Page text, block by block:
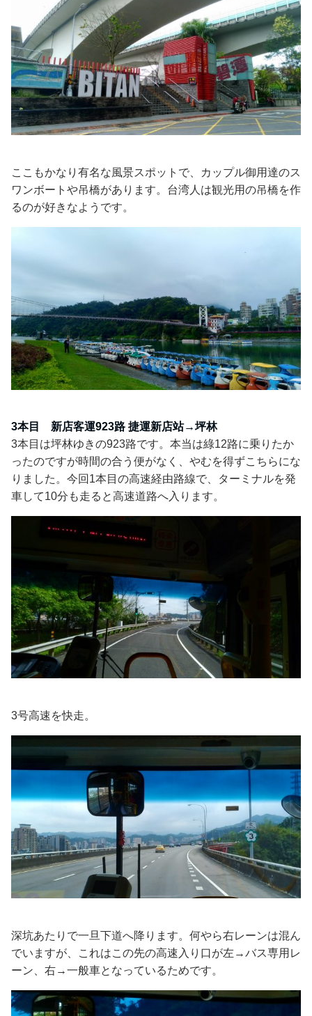
ここもかなり有名な風景スポットで、カップル御用達のス
ワンボートや吊橋があります。台湾人は観光用の吊橋を作
るのが好きなようです。
3本目 新店客運923路 捷運新店站→坪林
3本目は坪林ゆきの923路です。本当は綠12路に乗りたか
ったのですが時間の合う便がなく、やむを得ずこちらにな
りました。今回1本目の高速経由路線で、ターミナルを発
車して10分も走ると高速道路へ入ります。
3号高速を快走。
深坑あたりで一旦下道へ降ります。何やら右レーンは混ん
でいますが、これはこの先の高速入り口が左→バス専用レ
ーン、右→一般車となっているためです。